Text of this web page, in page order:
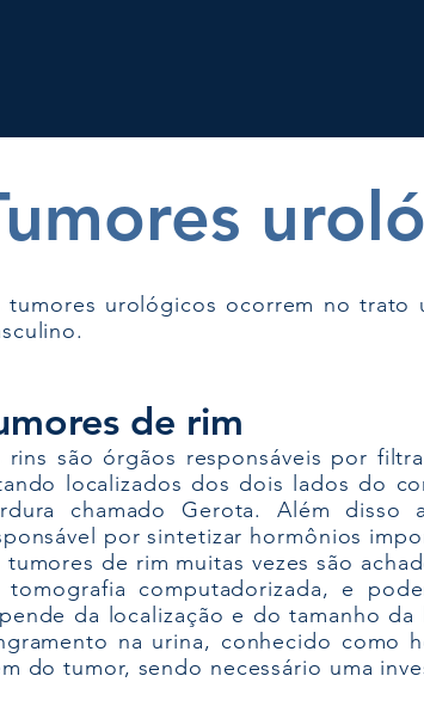
tumores urológicos ocorrem no trato
de rim
rins são órgãos responsáveis por
localizados dos dois lados do
chamado Gerota. Além
por sintetizar hormônios
tumores de rim muitas vezes são
tomografia computadorizada, e
da localização e do tamanho
na urina, conhecido como
do tumor, sendo necessário uma